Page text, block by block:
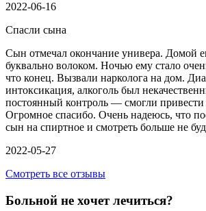
2022-06-16
Спасли сына
Сын отмечал окончание универа. Домой
буквально волоком. Ночью ему стало
что конец. Вызвали нарколога на дом.
интоксикация, алкоголь был
постоянный контроль — смогли привести
Огромное спасибо. Очень надеюсь, что
сын на спиртное и смотреть больше не
2022-05-27
Смотреть все отзывы
Больной не хочет лечиться?